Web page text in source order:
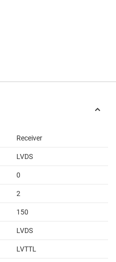
Receiver
LVDS
0
2
150
LVDS
LVTTL